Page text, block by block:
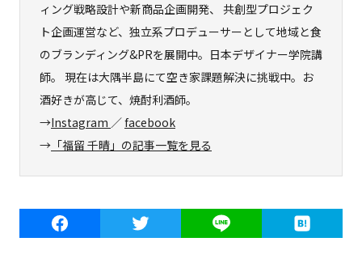
ィング戦略設計や新商品企画開発、 共創型プロジェク
ト企画運営など、独立系プロデューサーとして地域と食
のブランディング&PRを展開中。日本デザイナー学院講
師。 現在は大隅半島にて空き家課題解決に挑戦中。お
酒好きが高じて、焼酎利酒師。
→Instagram ／facebook
→ 「福留 千晴」の記事一覧を見る